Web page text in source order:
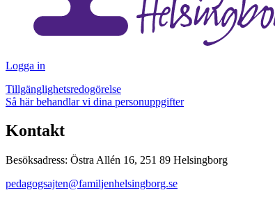
Logga in
Tillgänglighetsredogörelse
Så här behandlar vi dina personuppgifter
Kontakt
Besöksadress: Östra Allén 16, 251 89 Helsingborg
pedagogsajten@familjenhelsingborg.se